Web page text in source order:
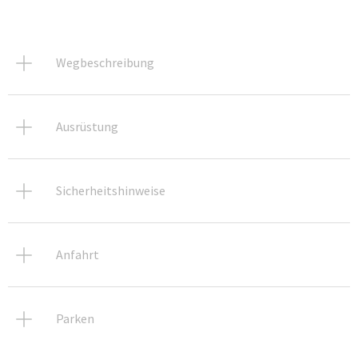
Wegbeschreibung
Ausrüstung
Sicherheitshinweise
Anfahrt
Parken